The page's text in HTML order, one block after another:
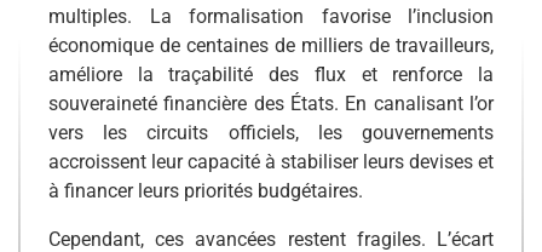
multiples. La formalisation favorise l’inclusion
économique de centaines de milliers de travailleurs,
améliore la traçabilité des flux et renforce la
souveraineté financière des États. En canalisant l’or
vers les circuits officiels, les gouvernements
accroissent leur capacité à stabiliser leurs devises et
à financer leurs priorités budgétaires.
Cependant, ces avancées restent fragiles. L’écart